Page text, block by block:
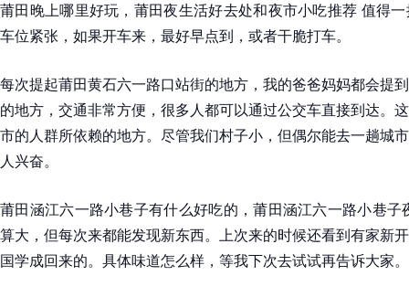
莆田晚上哪里好玩，莆田夜生活好去处和夜市小吃推荐 值得
车位紧张，如果开车来，最好早点到，或者干脆打车。
每次提起莆田黄石六一路口站街的地方，我的爸爸妈妈都会提
的地方，交通非常方便，很多人都可以通过公交车直接到达。
市的人群所依赖的地方。尽管我们村子小，但偶尔能去一趟城
人兴奋。
莆田涵江六一路小巷子有什么好吃的，莆田涵江六一路小巷
算大，但每次来都能发现新东西。上次来的时候还看到有家新
国学成回来的。具体味道怎么样，等我下次去试试再告诉大家。